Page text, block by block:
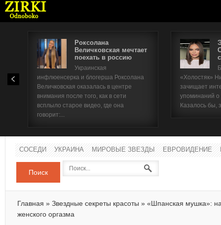
Роксолана
Величковская мечтает
поехать в россию
Украинская
инфлюенсерка и блогерша Роксолана
Величковская оказалась в центре
внимания после того, как в сети
всплыло старое видео, где она
говорит:...
«Холостяк»
зачищает
упоминаний
Казалось бы,
СОСЕДИ УКРАИНА МИРОВЫЕ ЗВЕЗДЫ ЕВРОВИДЕНИЕ
Поиск
Главная » Звездные секреты красоты » «Шпанская мушка»:
женского оргазма
Имя